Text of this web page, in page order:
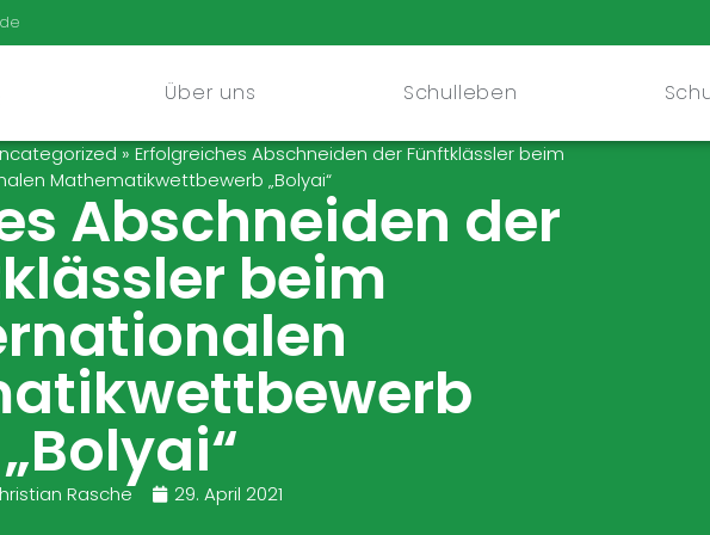
Über uns Schulleben
»Erfolgreiches Abschneiden der Fünftklässler beim
Mathematikwettbewerb „Bolyai“
Abschneiden der
beim
„Bolyai“
Rasche 29. April 2021